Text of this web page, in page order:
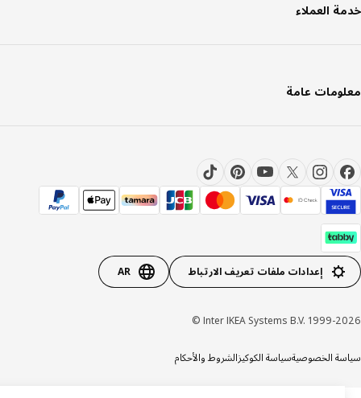
العملاء
عامة
إعدادات ملفات تعريف الارتباط AR
Inter IKEA Systems B.V. 1999-
الخصوصيةسياسة الكوكيزالشروط والأحكام